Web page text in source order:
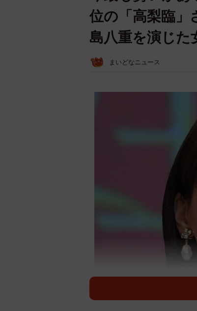
位の「高梨臨」
島八重を演じた
まいどなニュース